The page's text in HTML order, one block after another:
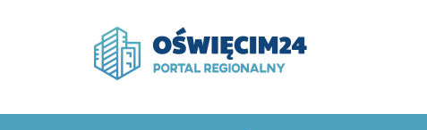
www.oswiecim24.pl